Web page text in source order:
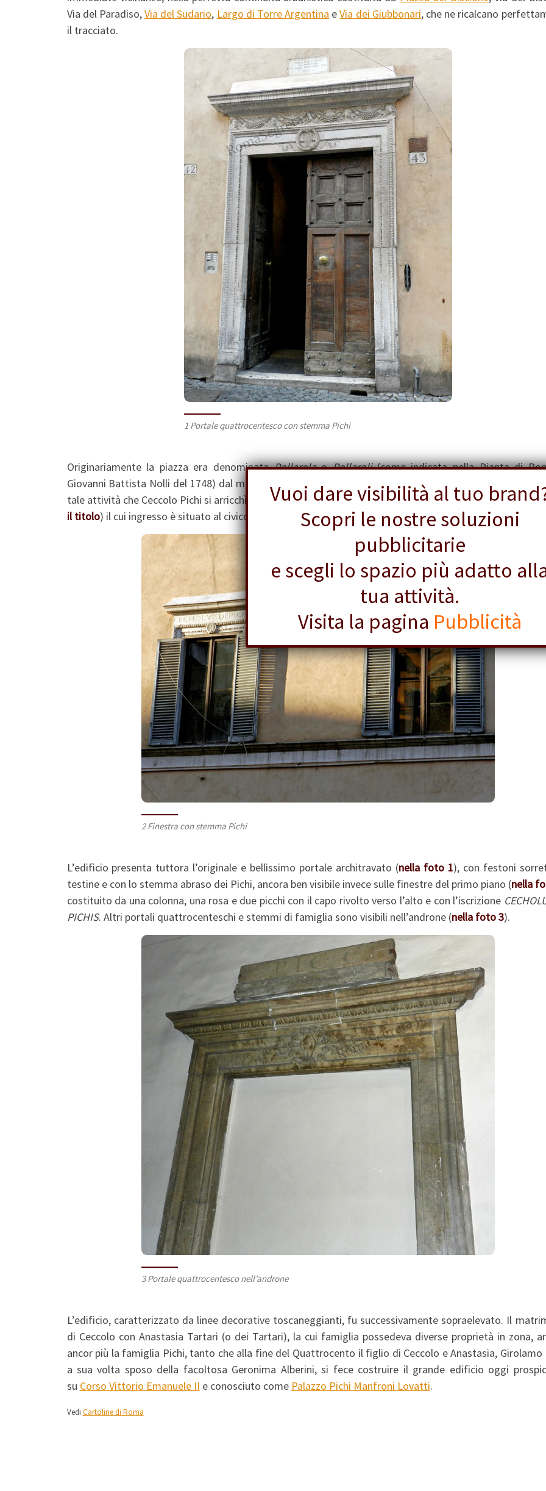
Via del Paradiso,Via del Sudario, Largo di Torre Argentina eVia dei Giubbonari, che ne ricalcano
il tracciato.
1 Portale quattrocentesco con stemma Pichi
Originariamente la piazza era denominataPollarolaoPollaroli(come indicata nella Pianta di
Giovanni Battista Nolli del 1748) dal mercato di pollame che vi si teneva fin dal XV secolo: fu proprio
tale attività che Ceccolo Pichi si arricchì e si fece costruire intorno al 1460 il palazzetto (nella foto in alto
il titolo) il cui ingresso è situato al civico 43 della piazza.
2 Finestra con stemma Pichi
L’edificio presenta tuttora l’originale e bellissimo portale architravato (nella foto 1), con festoni
testine e con lo stemma abraso dei Pichi, ancora ben visibile invece sulle finestre del primo piano (nella
costituito da una colonna, una rosa e due picchi con il capo rivolto verso l’alto e con l’iscrizione
PICHIS. Altri portali quattrocenteschi e stemmi di famiglia sono visibili nell’androne (nella foto 3).
3 Portale quattrocentesco nell’androne
L’edificio, caratterizzato da linee decorative toscaneggianti, fu successivamente sopraelevato. Il
di Ceccolo con Anastasia Tartari (o dei Tartari), la cui famiglia possedeva diverse proprietà in zona,
ancor più la famiglia Pichi, tanto che alla fine del Quattrocento il figlio di Ceccolo e Anastasia, Girolamo
a sua volta sposo della facoltosa Geronima Alberini, si fece costruire il grande edificio oggi
su Corso Vittorio Emanuele II e conosciuto come Palazzo Pichi Manfroni Lovatti.
Vedi Cartoline di Roma
Vuoi dare visibilità al tuo
Scopri le nostre soluzioni
pubblicitarie
e scegli lo spazio più adatto
tua attività.
Visita la pagina Pubblicità